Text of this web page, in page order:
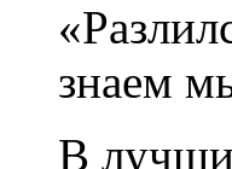
знаем
В